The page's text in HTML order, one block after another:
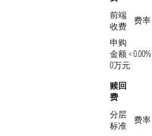
前端
收费
费率
申购
金额 <
0万元
0.00%
赎回
费
分层
标准
费率